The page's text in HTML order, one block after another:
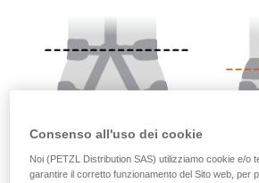
Consenso all'uso dei cookie
Noi (PETZL Distribution SAS) utilizziamo cookie e/o
garantire il corretto funzionamento del Sito web, per